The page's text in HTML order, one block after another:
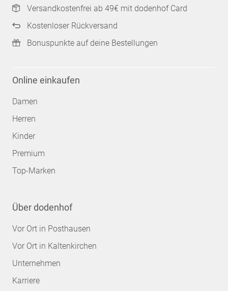
Versandkostenfrei ab 49€ mit dodenhof Card
Kostenloser Rückversand
Bonuspunkte auf deine Bestellungen
Online einkaufen
Damen
Herren
Kinder
Premium
Top-Marken
Über dodenhof
Vor Ort in Posthausen
Vor Ort in Kaltenkirchen
Unternehmen
Karriere